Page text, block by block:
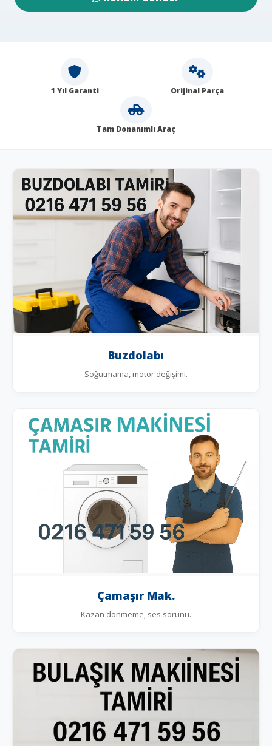
1 Yıl Garanti Orijinal Parça
Tam Donanımlı Araç
Buzdolabı
Soğutmama, motor değişimi.
Çamaşır Mak.
Kazan dönmeme, ses sorunu.